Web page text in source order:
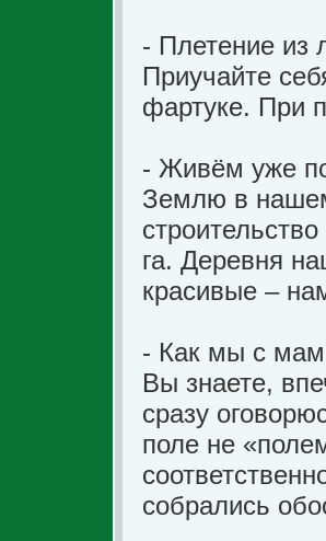
- Плетение из
Приучайте
фартуке. При
- Живём уже
Землю в
га. Деревня
красивые –
- Как мы с
Вы знаете,
сразу
поле не
собрались